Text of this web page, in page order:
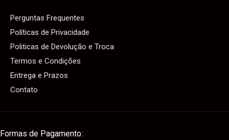
Perguntas Frequentes
Políticas de Privacidade
Politicas de Devolução e Troca
Termos e Condições
Entrega e Prazos
Contato
Formas de Pagamento: